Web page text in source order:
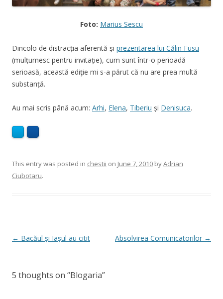
Foto: Marius Sescu
Dincolo de distracția aferentă și prezentarea lui Călin Fusu
(mulțumesc pentru invitație), cum sunt într-o perioadă
serioasă, această ediţie mi s-a părut că nu are prea multă
substanță.
Au mai scris până acum: Arhi, Elena, Tiberiu și Denisuca.
This entry was posted in chestii on June 7, 2010 byAdrian
Ciubotaru.
Post
← Bacăul și Iașul au citit Absolvirea Comunicatorilor →
5 thoughts on “Blogaria”